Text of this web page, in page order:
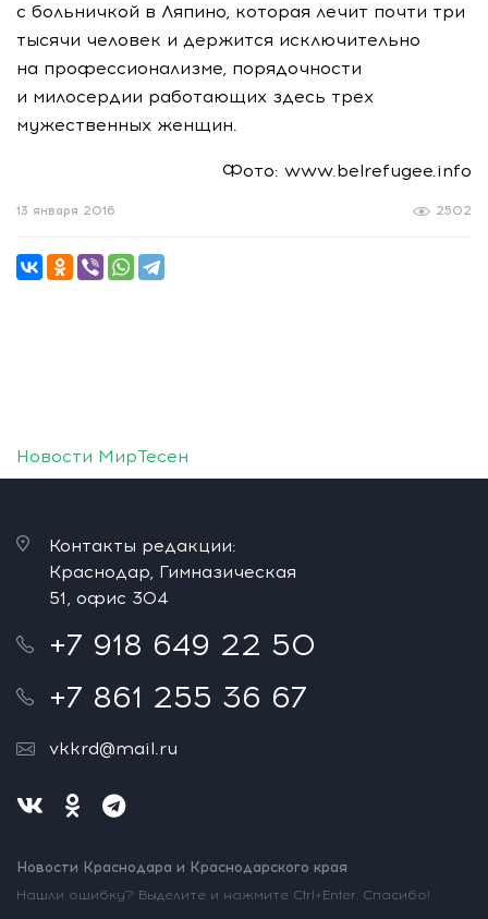
с больничкой в Ляпино, которая лечит почти три
тысячи человек и держится исключительно
на профессионализме, порядочности
и милосердии работающих здесь трех
мужественных женщин.
Фото: www.belrefugee.info
2502
13 января 2016
Новости МирТесен
Контакты редакции:
Краснодар, Гимназическая
51, офис 304
+7 918 649 22 50
+7 861 255 36 67
vkkrd@mail.ru
Новости Краснодара и Краснодарского края
Нашли ошибку? Выделите и нажмите Ctrl+Enter. Спасибо!